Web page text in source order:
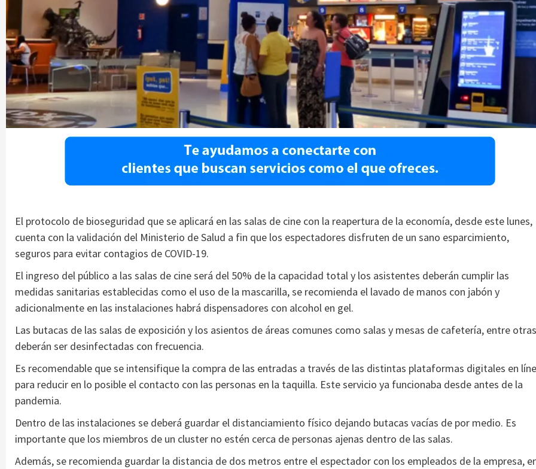
El protocolo de bioseguridad que se aplicará en las salas de cine con la reapertura de la economía, desde este lunes,
cuenta con la validación del Ministerio de Salud a fin que los espectadores disfruten de un sano esparcimiento,
seguros para evitar contagios de COVID-19.
El ingreso del público a las salas de cine será del 50% de la capacidad total y los asistentes deberán cumplir las
medidas sanitarias establecidas como el uso de la mascarilla, se recomienda el lavado de manos con jabón y
adicionalmente en las instalaciones habrá dispensadores con alcohol en gel.
Las butacas de las salas de exposición y los asientos de áreas comunes como salas y mesas de cafetería, entre otras
deberán ser desinfectadas con frecuencia.
Es recomendable que se intensifique la compra de las entradas a través de las distintas plataformas digitales en
para reducir en lo posible el contacto con las personas en la taquilla. Este servicio ya funcionaba desde antes de la
pandemia.
Dentro de las instalaciones se deberá guardar el distanciamiento físico dejando butacas vacías de por medio. Es
importante que los miembros de un cluster no estén cerca de personas ajenas dentro de las salas.
Además, se recomienda guardar la distancia de dos metros entre el espectador con los empleados de la empresa,